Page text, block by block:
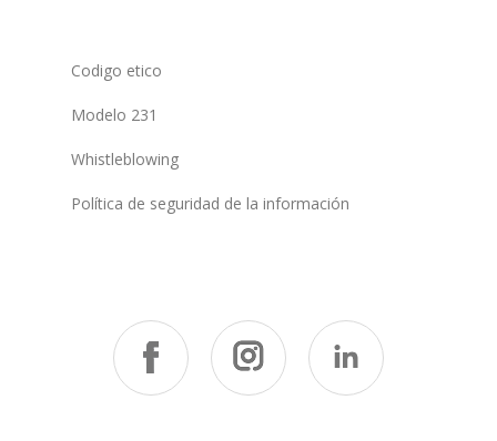
Codigo etico
Modelo 231
Whistleblowing
Política de seguridad de la información